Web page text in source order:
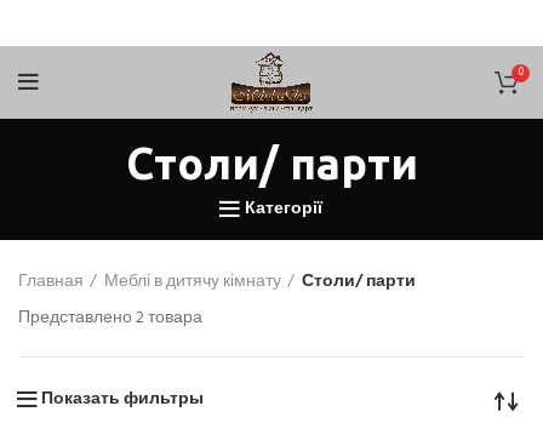
0
Столи/ парти
Категорії
Главная Меблі в дитячу кімнату
Столи/ парти
Представлено 2 товара
Показать фильтры